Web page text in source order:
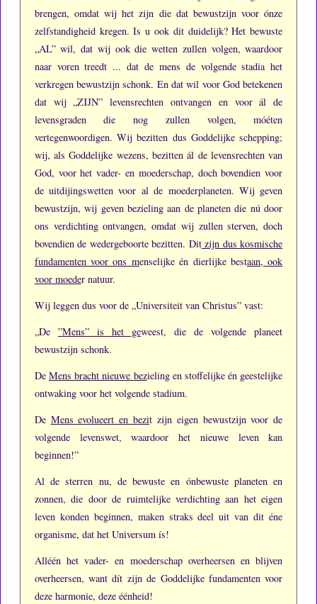
brengen, omdat wij het zijn die dat bewustzijn voor ónze
zelfstandigheid kregen.Is u ook dit duidelijk?Het bewuste
„AL” wil, dat wij ook die wetten zullen volgen, waardoor
naar voren treedt ... dat de mens de volgende stadia het
verkregen bewustzijn schonk. En dat wil voor God betekenen
dat wij „ZIJN” levensrechten ontvangen en voor ál de
levensgraden die nog zullen volgen, móéten
vertegenwoordigen.Wij bezitten dus Goddelijke schepping;
wij, als Goddelijke wezens, bezitten ál de levensrechten van
God, voor het vader- en moederschap, doch bovendien voor
de uitdijingswetten voor al de moederplaneten. Wij geven
bewustzijn, wij geven bezieling aan de planeten die nú door
ons verdichting ontvangen, omdat wij zullen sterven, doch
bovendien de wedergeboorte bezitten. Ditzijn dus kosmische
fundamenten voor ons menselijke én dierlijke bestaan, ook
voor moeder natuur.
Wij leggen dus voor de „Universiteit van Christus” vast:
„De ”Mens” is het geweest, die de volgende planeet
bewustzijn schonk.
De Mens bracht nieuwe bezieling en stoffelijke én geestelijke
ontwaking voor het volgende stadium.
De Mens evolueert en bezit zijn eigen bewustzijn voor de
volgende levenswet, waardoor het nieuwe leven kan
beginnen!”
Al de sterren nu, de bewuste en ónbewuste planeten en
zonnen, die door de ruimtelijke verdichting aan het eigen
leven konden beginnen, maken straks deel uit van dit éne
organisme, dat het Universum ís!
Alléén het vader- en moederschap overheersen en blijven
overheersen, want dít zijn de Goddelijke fundamenten voor
deze harmonie, deze éénheid!